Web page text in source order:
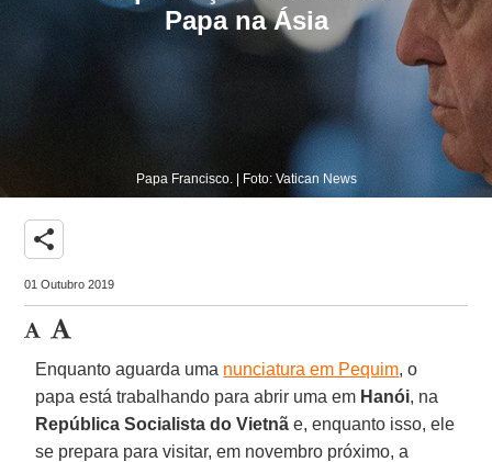
Papa na Ásia
Papa Francisco. | Foto: Vatican News
share
01 Outubro 2019
Enquanto aguarda uma nunciatura em Pequim, o
papa está trabalhando para abrir uma em Hanói, na
República Socialista do Vietnã e, enquanto isso, ele
se prepara para visitar, em novembro próximo, a